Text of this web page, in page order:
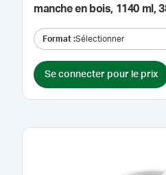
manche en bois, 1140 ml,
Format :Sélectionner
Se connecter pour le prix